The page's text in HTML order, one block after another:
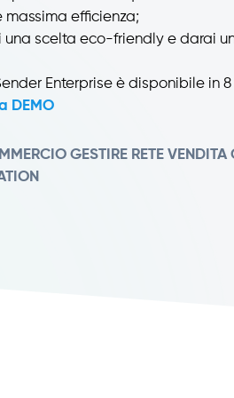
efficienza;
scelta eco-friendly e darai
Enterprise è disponibile in 8
DEMO
GESTIRE RETE VENDITA